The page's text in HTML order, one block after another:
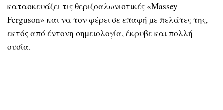
κατασκευάζει τις θεριζοαλωνιστικές «Massey
Ferguson» και να τον φέρει σε επαφή µε πελάτες της,
εκτός από έντονη σηµειολογία, έκρυβε και πολλή
ουσία.